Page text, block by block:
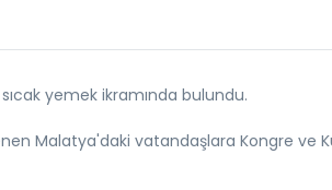
yemek ikramında bulundu.
Malatya'daki vatandaşlara Kongre ve